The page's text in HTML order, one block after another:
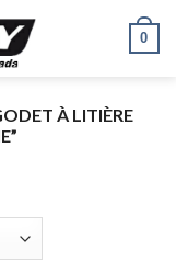
0
À LITIÈRE